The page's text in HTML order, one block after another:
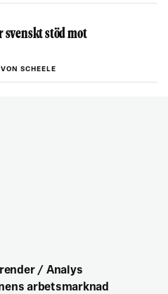
svenskt stöd mot
SCHEELE
/ Analys
arbetsmarknad